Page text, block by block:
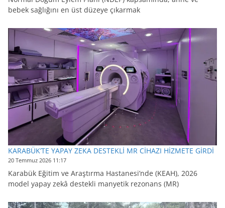
bebek sağlığını en üst düzeye çıkarmak
KARABÜK’TE YAPAY ZEKA DESTEKLİ MR CİHAZI HİZMETE GİRDİ
20 Temmuz 2026 11:17
Karabük Eğitim ve Araştırma Hastanesi’nde (KEAH), 2026
model yapay zekâ destekli manyetik rezonans (MR)